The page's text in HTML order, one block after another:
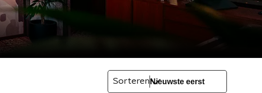
Sorteren